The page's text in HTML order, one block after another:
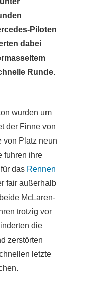
Piloten
dabei
Runde.
wurden um
der Finne von
von Platz neun
fuhren ihre
das Rennen
fair außerhalb
McLaren-
trotzig vor
die
zerstörten
letzte